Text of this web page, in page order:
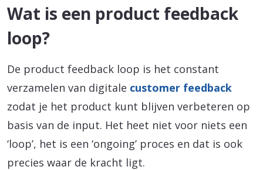
Wat is een product feedback
loop?
De product feedback loop is het constant
verzamelen van digitale customer feedback
zodat je het product kunt blijven verbeteren op
basis van de input. Het heet niet voor niets een
‘loop’, het is een ‘ongoing’ proces en dat is ook
precies waar de kracht ligt.